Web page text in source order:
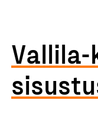
Vallila-